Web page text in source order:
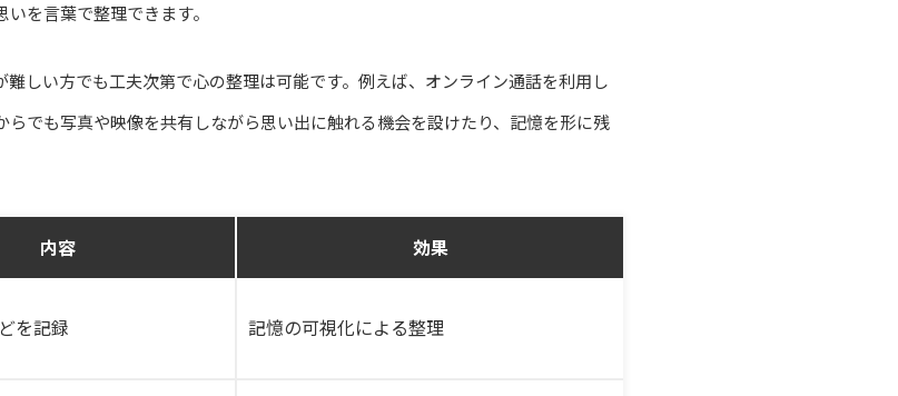
を言葉で整理できます。
しい方でも工夫次第で心の整理は可能です。例えば、オンライン通話を利用し
でも写真や映像を共有しながら思い出に触れる機会を設けたり、記憶を形に残
内容 効果
を記録 記憶の可視化による整理